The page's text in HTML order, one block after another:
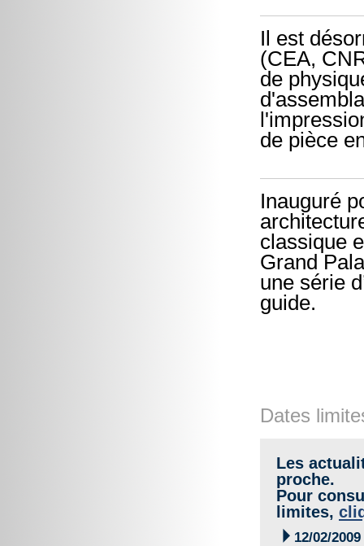
Il est
(CEA,
de
de pièce
Inauguré
classique
Grand
une série
guide.
Dates
Les
proche.
Pour
limites,
 12/02/2009